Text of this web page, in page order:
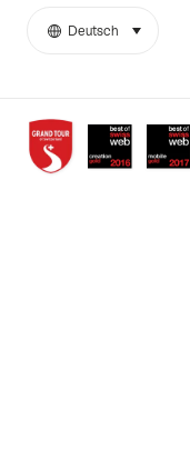
Auszeichnungen
Weitere
Sprache
Deutsch